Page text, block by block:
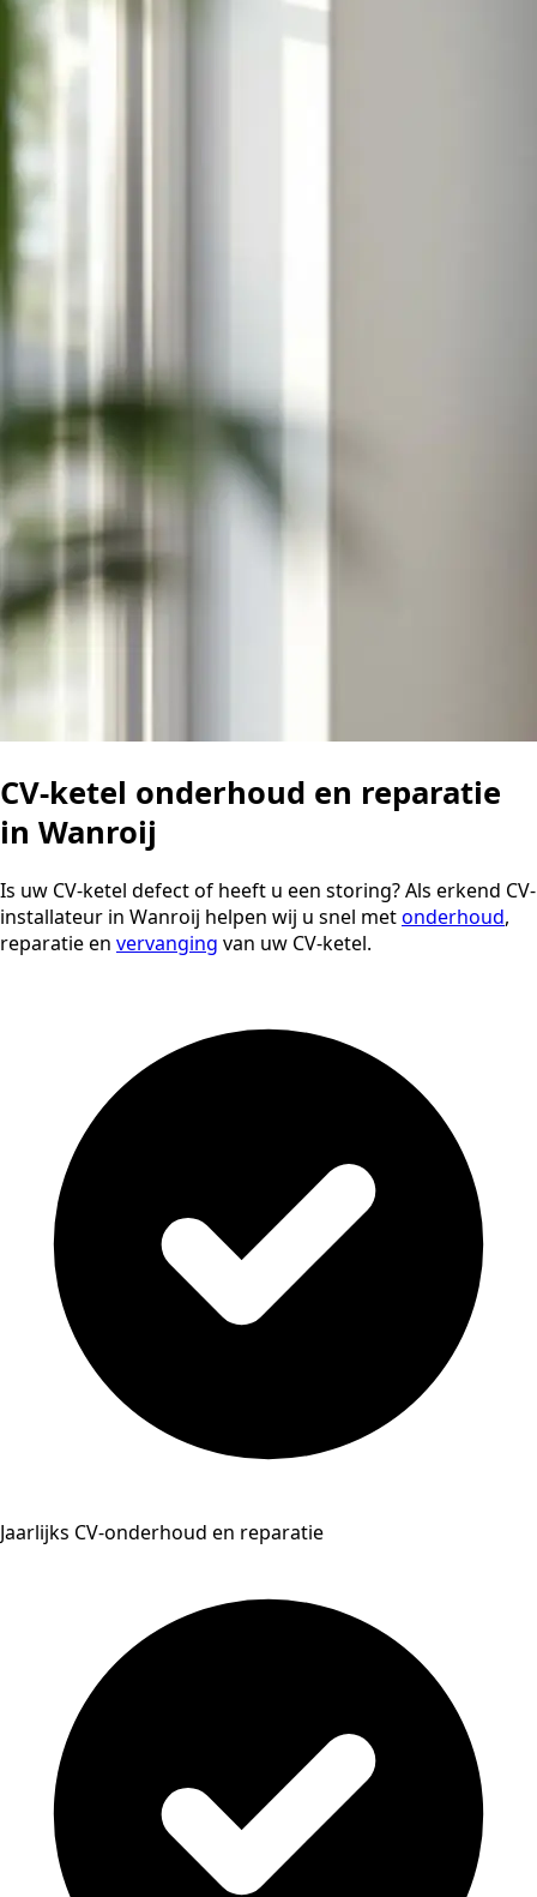
CV-ketel onderhoud en reparatie
in Wanroij
Is uw CV-ketel defect of heeft u een storing? Als erkend CV-
installateur in Wanroij helpen wij u snel metonderhoud,
reparatie en vervanging van uw CV-ketel.
Jaarlijks CV-onderhoud en reparatie